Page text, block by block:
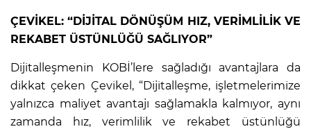
ÇEVİKEL: “DİJİTAL DÖNÜŞÜM HIZ, VERİMLİLİK VE
REKABET ÜSTÜNLÜĞÜ SAĞLIYOR”
Dijitalleşmenin KOBİ’lere sağladığı avantajlara da
dikkat çeken Çevikel, “Dijitalleşme, işletmelerimize
yalnızca maliyet avantajı sağlamakla kalmıyor, aynı
zamanda hız, verimlilik ve rekabet üstünlüğü